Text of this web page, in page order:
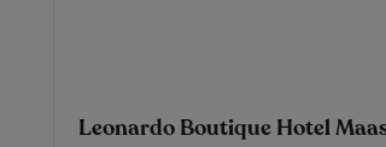
Leonardo Boutique Hotel